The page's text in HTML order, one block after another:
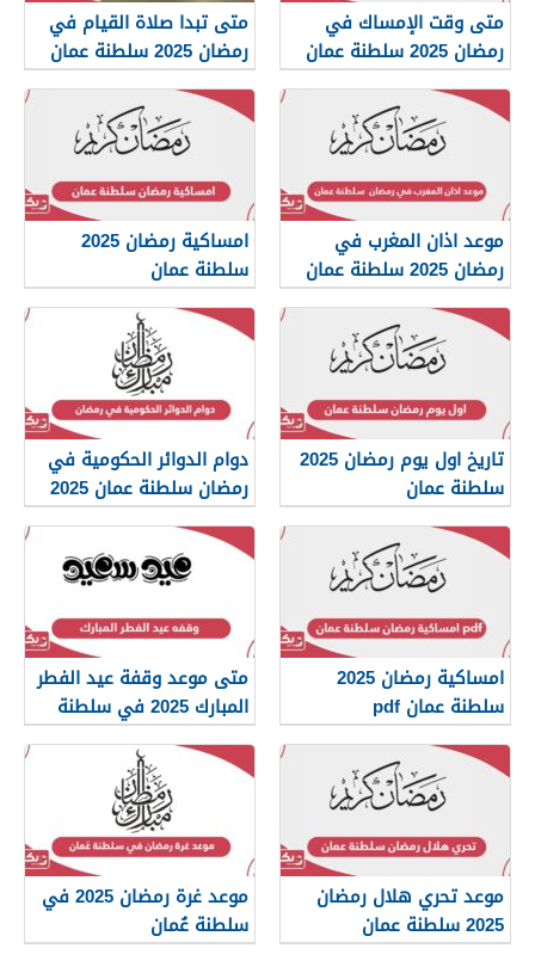
متى وقت الإمساك في
رمضان 2025 سلطنة عمان
متى تبدا صلاة القيام في
رمضان 2025 سلطنة عمان
موعد اذان المغرب في
رمضان 2025 سلطنة عمان
امساكية رمضان 2025
سلطنة عمان
تاريخ اول يوم رمضان 2025
سلطنة عمان
دوام الدوائر الحكومية في
رمضان سلطنة عمان 2025
امساكية رمضان 2025
سلطنة عمان pdf
متى موعد وقفة عيد الفطر
المبارك 2025 في سلطنة
عمان
موعد تحري هلال رمضان
2025 سلطنة عمان
موعد غرة رمضان 2025 في
سلطنة عُمان